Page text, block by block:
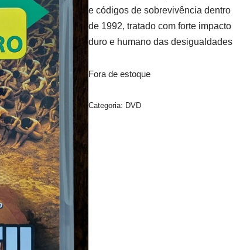
e códigos de sobrevivência
de 1992, tratado com forte
duro e humano das
Fora de estoque
Categoria: DVD